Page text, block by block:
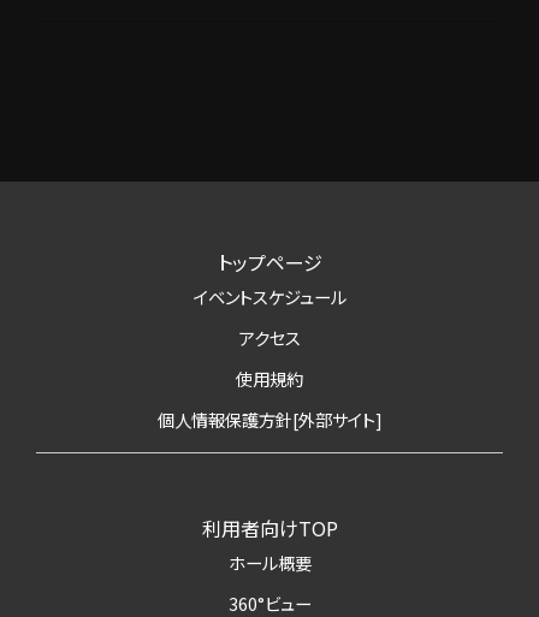
トップページ
イベントスケジュール
アクセス
使用規約
個人情報保護方針[外部サイト]
利用者向けTOP
ホール概要
360°ビュー